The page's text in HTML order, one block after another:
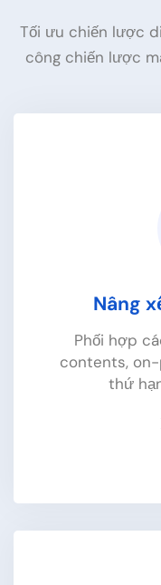
Tối ưu chiến lược
công chiến lược
Nâng
Phối hợp
contents, on-
thứ